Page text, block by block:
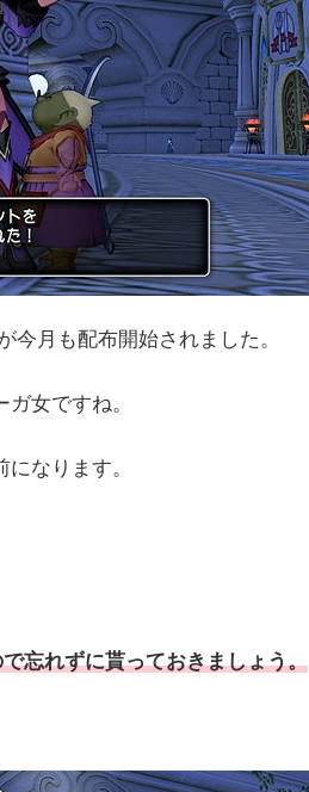
今月も配布開始されました。
女ですね。
なります。
忘れずに貰っておきましょう。